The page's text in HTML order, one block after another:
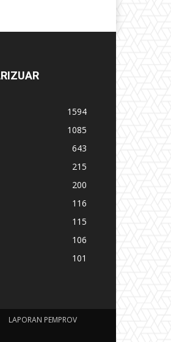
1594
1085
643
215
200
116
115
106
101
LAPORAN PEMPROV